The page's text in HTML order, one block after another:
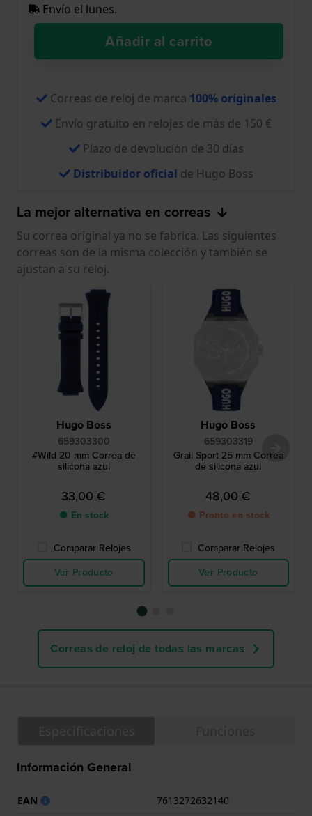
Envío el lunes.
Añadir al carrito
Correas de reloj de marca 100% originales
Envío gratuito en relojes de más de 150 €
Plazo de devolución de 30 días
Distribuidor oficial de Hugo Boss
La mejor alternativa en correas
Su correa original ya no se fabrica. Las siguientes
correas son de la misma colección y también se
ajustan a su reloj.
Hugo Boss
659303300
#Wild 20 mm Correa de
silicona azul
33,00 €
● En stock
Comparar Relojes
Ver Producto
Hugo Boss
659303319
Grail Sport 25 mm Correa
de silicona azul
48,00 €
● Pronto en stock
Comparar Relojes
Ver Producto
Correas de reloj de todas las marcas
Información General
EAN
7613272632140